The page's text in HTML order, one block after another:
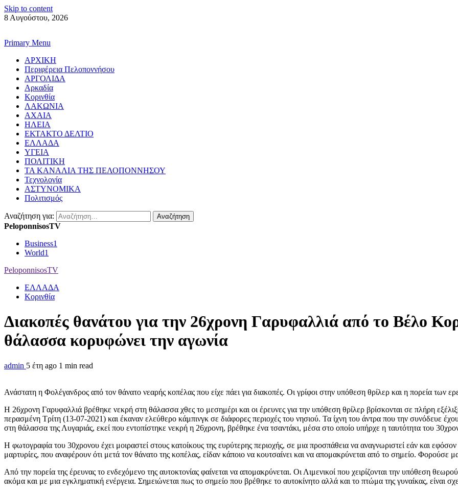
Skip to content
8 Αυγούστου, 2026
Primary Menu
ΑΡΧΙΚΗ
Περιφέρεια Πελοποννήσου
ΑΡΓΟΛΙΔΑ
Αρκαδία
Κορινθία
ΛΑΚΩΝΙΑ
ΑΧΑΙΑ
ΗΛΕΙΑ
ΕΚΤΑΚΤΟ ΔΕΛΤΙΟ
ΕΛΛΑΔΑ
ΥΓΕΙΑ
ΠΟΛΙΤΙΚΗ
ΤΑ ΚΑΝΑΛΙΑ ΤΗΣ ΠΕΛΟΠΟΝΝΗΣΟΥ
Τεχνολογία
ΑΣΤΥΝΟΜΙΚΑ
Πολιτισμός
Αναζήτηση για:
PeloponnisosTV
Business1
World1
PeloponnisosTV
ΕΛΛΑΔΑ
Κορινθία
Διακοπές θανάτου για την 26χρονη Γαρυφαλλιά από το Βέλο
θάλασσα κορυφώνει την αγωνία
admin 5 έτη ago 1 min read
Ανάστατη η Φολέγανδρος από τον θάνατο νεαρής κοπέλας που είχε πάει για διακοπές. Οι γρίφοι στην υπόθεση θρίλερ και η πορεία των
Η 26χρονη Γαρυφαλλιά βρέθηκε νεκρή στη θάλασσα χθες το μεσημέρι και οι έρευνες για την υπόθεση θρίλερ βρίσκονται σε πλήρη
περασμένη Τρίτη (13-07-2021) και έκαναν ελεύθερο κάμπινγκ σε διάφορες περιοχές του νησιού. Τα ίχνη του άντρα που την συνόδευε
στη θάλασσα της Λυγαριάς, εκεί που εντοπίστηκε νεκρή η 26χρονη, βρέθηκε ένα τσαντάκι, μέσα στο οποίο υπήρχε η ταυτότητα του
Η φωτογραφία του 30χρονου έχει μοιραστεί στους κατοίκους της ευρύτερης περιοχής, σε μια προσπάθεια να αναγνωριστεί εάν και
μαρτυρίες, που αναφέρουν ότι μετά τον θάνατο της κοπέλας, είδαν κάποιο να κουτσαίνει και να απομακρύνεται από το σημείο. Φορούσε
Από την πορεία της έρευνας το ενδεχόμενο της αυτοκτονίας φαίνεται να απομακρύνεται. Οι Λιμενικοί που χειρίζονται την υπόθεση
ακόμα και με μια εγκληματική ενέργεια. Σημειώνεται πως το σημείο που βρέθηκε το αυτοκίνητο αλλά και το πτώμα της γυναίκας, είναι